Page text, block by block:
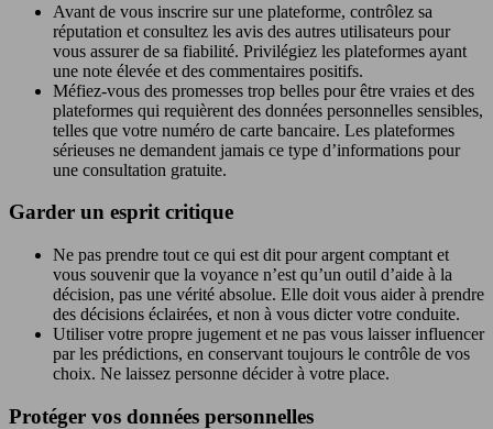
Avant de vous inscrire sur une plateforme, contrôlez sa
réputation et consultez les avis des autres utilisateurs pour
vous assurer de sa fiabilité. Privilégiez les plateformes ayant
une note élevée et des commentaires positifs.
Méfiez-vous des promesses trop belles pour être vraies et des
plateformes qui requièrent des données personnelles sensibles,
telles que votre numéro de carte bancaire. Les plateformes
sérieuses ne demandent jamais ce type d’informations pour
une consultation gratuite.
Garder un esprit critique
Ne pas prendre tout ce qui est dit pour argent comptant et
vous souvenir que la voyance n’est qu’un outil d’aide à la
décision, pas une vérité absolue. Elle doit vous aider à prendre
des décisions éclairées, et non à vous dicter votre conduite.
Utiliser votre propre jugement et ne pas vous laisser influencer
par les prédictions, en conservant toujours le contrôle de vos
choix. Ne laissez personne décider à votre place.
Protéger vos données personnelles